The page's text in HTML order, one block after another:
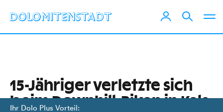
Ihr Dolo Plus Vorteil:
15-Jähriger verletzte sich
beim Downhill-Biken in Kals